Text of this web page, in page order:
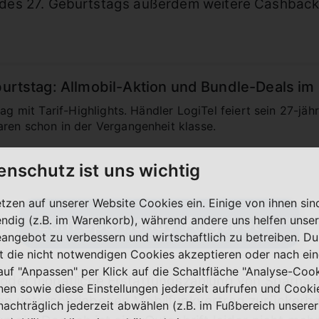
27. Geburtstags außerdem weitere
Allmobil-Aktion und Bundle-Deals
mit Tarif-Highlights. Händler LogiTel feiert sein 27-
schon in der Vergangenheit klasse.
Zum Sparhandy-Angebot
monatliche Erstattungszahlung von
unterschriebenen Mobilfunkvertrag
ist uns wichtig
auf unserer Website Cookies ein. Einige von ihnen
(z.B. im Warenkorb), während andere uns helfen unser
zu verbessern und wirtschaftlich zu betreiben. Du
die nicht notwendigen Cookies akzeptieren oder nach
"Anpassen" per Klick auf die Schaltfläche "Analyse-
sowie diese Einstellungen jederzeit aufrufen und
jederzeit abwählen (z.B. im Fußbereich unserer